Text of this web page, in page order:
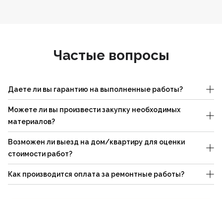
Частые вопросы
Даете ли вы гарантию на выполненные работы?
Можете ли вы произвести закупку необходимых
материалов?
Возможен ли выезд на дом/квартиру для оценки
стоимости работ?
Как производится оплата за ремонтные работы?